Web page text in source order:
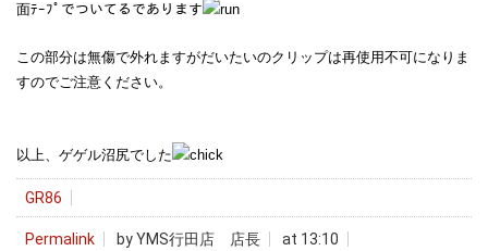
面ﾃｰﾌﾟでついてるであります
この部分は無傷で外れますがだいたいのクリップは再使用不可になりま
すのでご注意ください。
以上、ゲゲル沼尻でした
GR86
Permalink by YMS行田店 店長 at 13:10